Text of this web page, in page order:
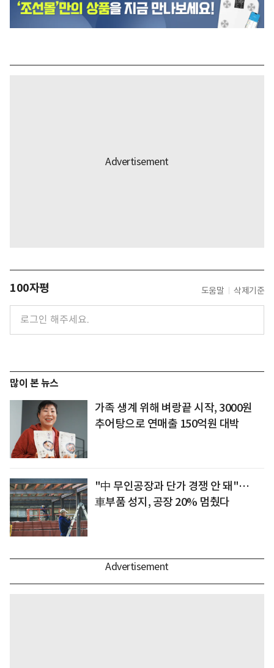
100자평 도움말 삭제기준
많이 본 뉴스
가족 생계 위해 벼랑끝 시작, 3000원
추어탕으로 연매출 150억원 대박
"中 무인공장과 단가 경쟁 안 돼"…
車부품 성지, 공장 20% 멈췄다